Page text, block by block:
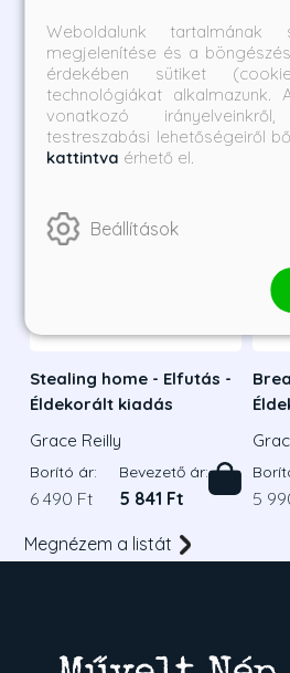
Stealing home - Elfutás -
Éldekorált kiadás
Grace Reilly
Borító ár:
6 490 Ft
Bevezető ár:
5 841 Ft 5
Megnézem a listát
Weboldalunk tartalmának
megjelenítése és a
érdekében sütiket
technológiákat alkalmazunk.
vonatkozó
testreszabási lehetőségeiről
kattintva érhető el.
Beállítások